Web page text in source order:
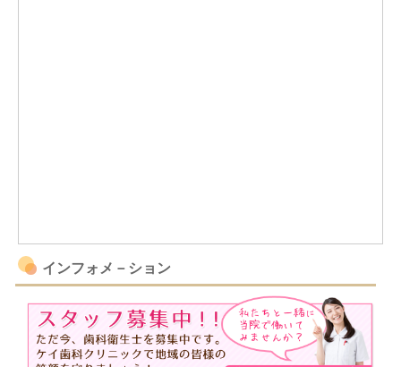
インフォメ－ション